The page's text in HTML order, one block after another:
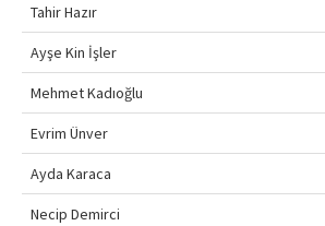
Tahir Hazır
Ayşe Kin İşler
Mehmet Kadıoğlu
Evrim Ünver
Ayda Karaca
Necip Demirci